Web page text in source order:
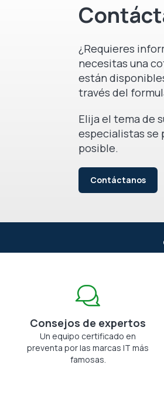
antimicrobiana
Garantía del
fabricante
1 año
¿Requieres
necesitas una
están
través del
Elija el tema de
especialistas se
posible.
Contáctanos
Consejos de expertos
Un equipo certificado en
preventa por las marcas IT más
famosas.